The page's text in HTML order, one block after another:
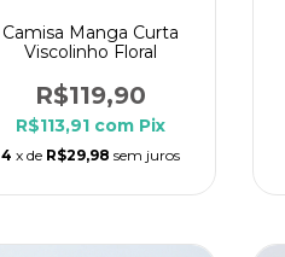
Camisa Manga Curta
Viscolinho Floral
R$119,90
R$113,91 com Pix
4 x de R$29,98 sem juros